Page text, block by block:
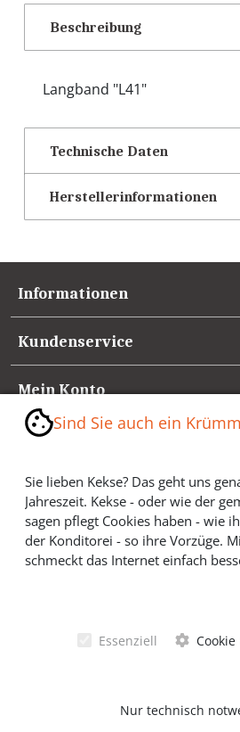
Beschreibung
Langband "L41"
Technische Daten
Herstellerinformationen
Informationen
Kundenservice
Mein Konto
Referenzen
Medienspiegel &
*** Vertrag widerrufen ***
Sind Sie auch ein
Sie lieben Kekse? Das geht uns
Jahreszeit. Kekse - oder wie der
sagen pflegt Cookies haben - wie
der Konditorei - so ihre Vorzüge.
schmeckt das Internet einfach
Cookies helfen Ihnen, Ihre
Werbung sparen und
Statistiken erstellen
Essenziell
Nur technisch